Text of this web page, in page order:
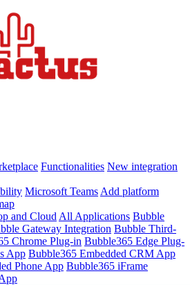
Functionalities New integration
Microsoft Teams Add platform
and Cloud All Applications Bubble
Gateway Integration Bubble Third-
Chrome Plug-in Bubble365 Edge Plug-
App Bubble365 Embedded CRM App
Phone App Bubble365 iFrame